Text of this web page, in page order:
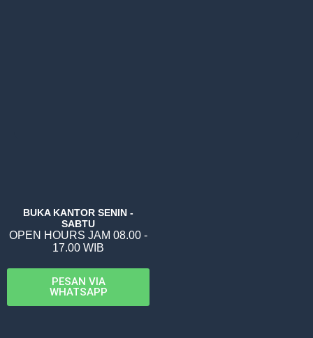
BUKA KANTOR SENIN -
SABTU
OPEN HOURS JAM 08.00 -
17.00 WIB
PESAN VIA
WHATSAPP